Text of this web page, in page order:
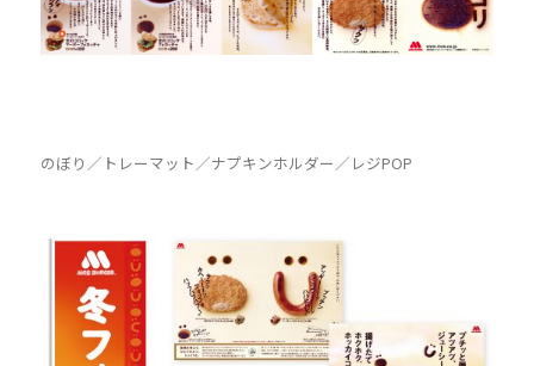
のぼり／トレーマット／ナプキンホルダー／レジPOP